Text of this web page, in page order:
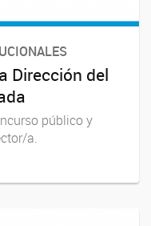
Dirección del
público y
a.